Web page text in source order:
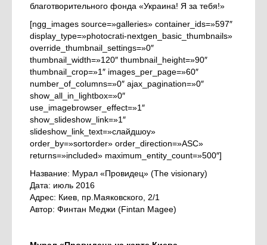
благотворительного фонда «Украина! Я за тебя!»
[ngg_images source=»galleries» container_ids=»597″
display_type=»photocrati-nextgen_basic_thumbnails»
override_thumbnail_settings=»0″
thumbnail_width=»120″ thumbnail_height=»90″
thumbnail_crop=»1″ images_per_page=»60″
number_of_columns=»0″ ajax_pagination=»0″
show_all_in_lightbox=»0″
use_imagebrowser_effect=»1″
show_slideshow_link=»1″
slideshow_link_text=»слайдшоу»
order_by=»sortorder» order_direction=»ASC»
returns=»included» maximum_entity_count=»500″]
Название: Мурал «Провидец» (The visionary)
Дата: июль 2016
Адрес: Киев, пр.Маяковского, 2/1
Автор: Финтан Меджи (Fintan Magee)